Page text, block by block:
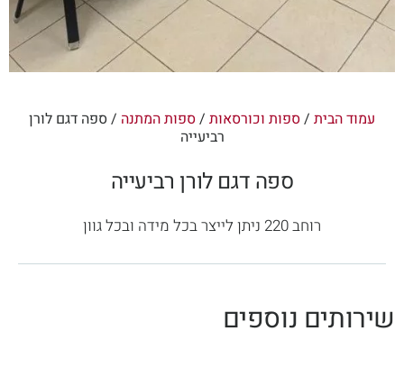
עמוד הבית /ספות וכורסאות /ספות המתנה / ספה דגם לורן
רביעייה
ספה דגם לורן רביעייה
רוחב 220 ניתן לייצר בכל מידה ובכל גוון
שירותים נוספים